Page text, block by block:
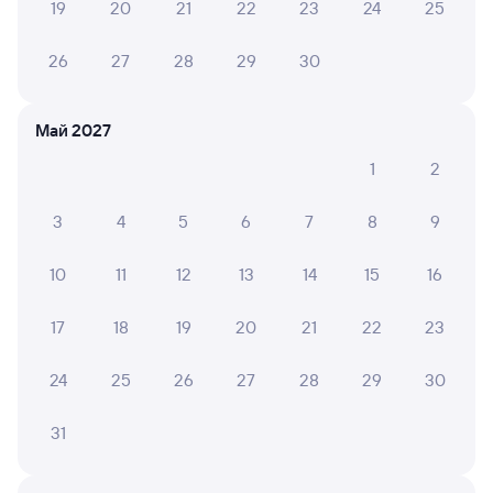
Как вернуть билет?
пассажира?
бухгалтерии?
19 20 21 22 23 24 25
26 27 28 29 30
Май 2027
1
2
3 4 5 6 7 8 9
10 11 12 13 14 15 16
17 18 19 20 21 22 23
24 25 26 27 28 29 30
31